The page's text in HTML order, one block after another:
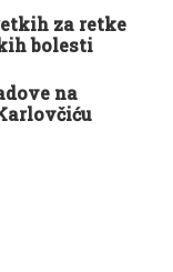
za retke
bolesti
na